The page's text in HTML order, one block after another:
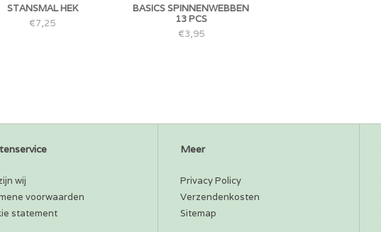
STANSMAL HEK
€7,25
BASICS SPINNENWEBBEN
13 PCS
€3,95
wij
voorwaarden
statement
Meer
Privacy Policy
Verzendenkosten
Sitemap